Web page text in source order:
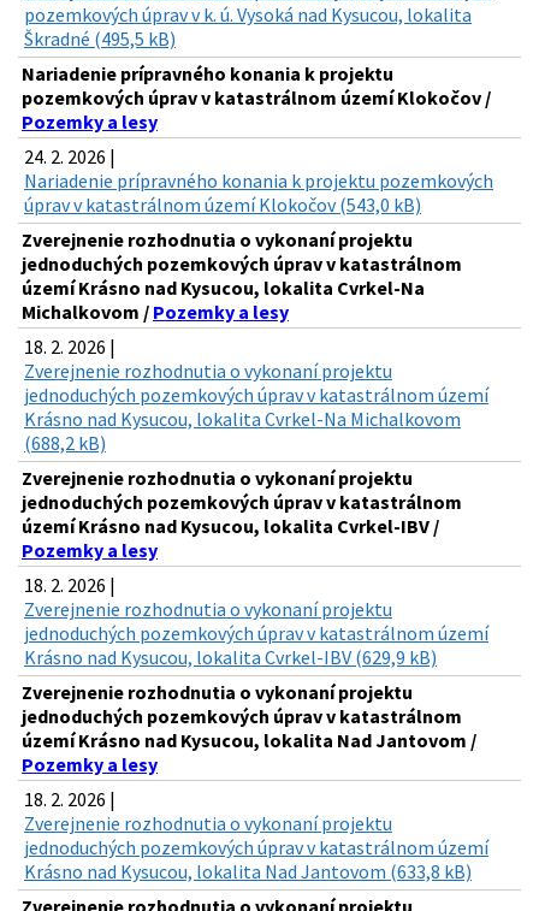
pozemkových úprav v k. ú. Vysoká nad Kysucou, lokalita
Škradné (495,5 kB)
Nariadenie prípravného konania k projektu
pozemkových úprav v katastrálnom území Klokočov /
Pozemky a lesy
24. 2. 2026 |
Nariadenie prípravného konania k projektu pozemkových
úprav v katastrálnom území Klokočov (543,0 kB)
Zverejnenie rozhodnutia o vykonaní projektu
jednoduchých pozemkových úprav v katastrálnom
území Krásno nad Kysucou, lokalita Cvrkel-Na
Michalkovom / Pozemky a lesy
18. 2. 2026 |
Zverejnenie rozhodnutia o vykonaní projektu
jednoduchých pozemkových úprav v katastrálnom území
Krásno nad Kysucou, lokalita Cvrkel-Na Michalkovom
(688,2 kB)
Zverejnenie rozhodnutia o vykonaní projektu
jednoduchých pozemkových úprav v katastrálnom
území Krásno nad Kysucou, lokalita Cvrkel-IBV /
Pozemky a lesy
18. 2. 2026 |
Zverejnenie rozhodnutia o vykonaní projektu
jednoduchých pozemkových úprav v katastrálnom území
Krásno nad Kysucou, lokalita Cvrkel-IBV (629,9 kB)
Zverejnenie rozhodnutia o vykonaní projektu
jednoduchých pozemkových úprav v katastrálnom
území Krásno nad Kysucou, lokalita Nad Jantovom /
Pozemky a lesy
18. 2. 2026 |
Zverejnenie rozhodnutia o vykonaní projektu
jednoduchých pozemkových úprav v katastrálnom území
Krásno nad Kysucou, lokalita Nad Jantovom (633,8 kB)